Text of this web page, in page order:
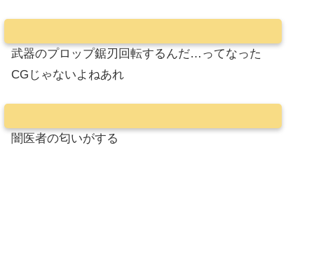
武器のプロップ鋸刃回転するんだ…ってなった
CGじゃないよねあれ
闇医者の匂いがする